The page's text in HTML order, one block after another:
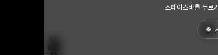
스페이스바를 누르